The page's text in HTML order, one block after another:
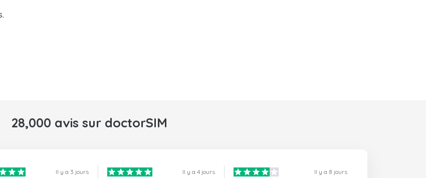
28,000 avis sur doctorSIM
Il y a 3 jours Il y a 4 jours Il y a 8 jours